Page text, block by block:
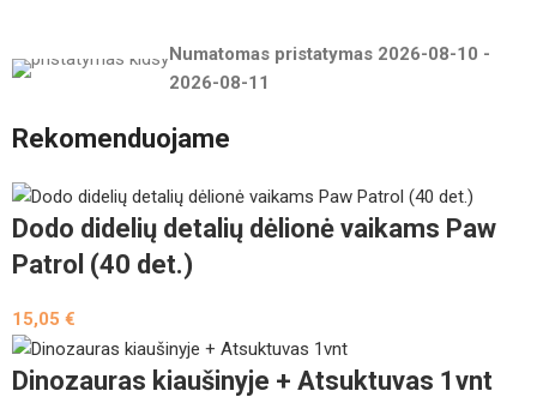
Numatomas pristatymas 2026-08-10 -
2026-08-11
Rekomenduojame
Dodo didelių detalių dėlionė vaikams Paw
Patrol (40 det.)
15,05€
Dinozauras kiaušinyje + Atsuktuvas 1vnt